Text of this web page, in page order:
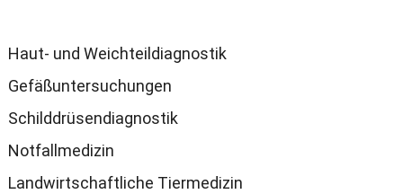
Haut- und Weichteildiagnostik
Gefäßuntersuchungen
Schilddrüsendiagnostik
Notfallmedizin
Landwirtschaftliche Tiermedizin